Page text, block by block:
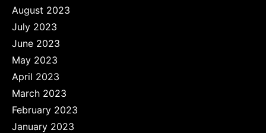
August 2023
July 2023
June 2023
May 2023
April 2023
March 2023
February 2023
January 2023